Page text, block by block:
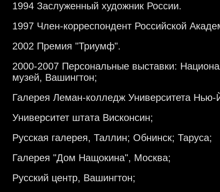
1994 Заслуженный художник России.
1997 Член-корреспондент Российской
2002 Премия "Триумф".
2000-2007 Персональные выставки:
музей, Вашингтон;
Галерея Леман-колледж Университета Нью-
Университет штата Висконсин;
Русская галерея, Таллин; Обнинск; Таруса;
Галерея "Дом Нащокина", Москва;
Русский центр, Вашингтон;